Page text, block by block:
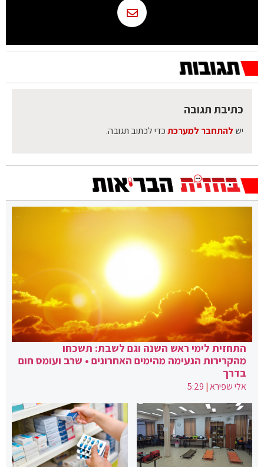
כתיבת תגובה
יש להתחבר למערכתכדי לכתוב תגובה.
התחזית לימי ראש השנה וגם לשבת: תשכחו
מהקרירות הנעימה מהימים האחרונים • שרב ועומס חום
בדרך
אלי שפירא|
5:29